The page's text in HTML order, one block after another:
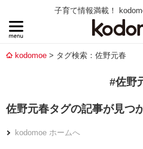
子育て情報満載！
kodomoe タグ検索：佐野元春
#佐野
佐野元春タグの記事が見つ
kodomoe ホームへ